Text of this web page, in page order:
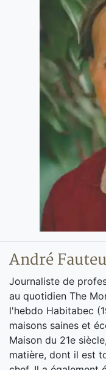
André
Journaliste de
au quotidien The
l'hebdo Habitabec
maisons saines et
Maison du 21e
matière, dont il est